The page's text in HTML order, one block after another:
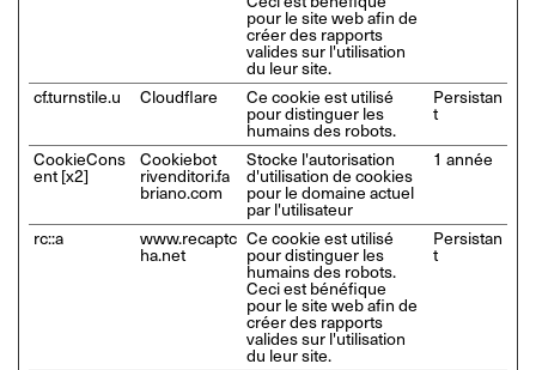
pour le site web afin de
créer des rapports
valides sur l'utilisation
du leur site.
cf.turnstile.u Cloudflare Ce cookie est utilisé
pour distinguer les
humains des robots.
Persistan
t
CookieCons
ent [x2]
Cookiebot
rivenditori.fa
briano.com
Stocke l'autorisation
d'utilisation de cookies
pour le domaine actuel
par l'utilisateur
1 année
rc::a www.recaptc
ha.net
Ce cookie est utilisé
pour distinguer les
humains des robots.
Ceci est bénéfique
pour le site web afin de
créer des rapports
valides sur l'utilisation
du leur site.
Persistan
t